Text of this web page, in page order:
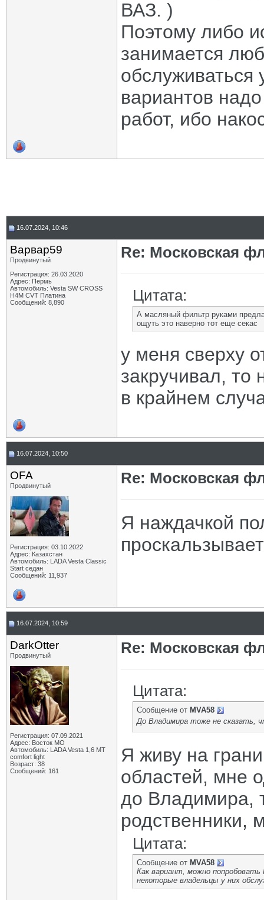
ВАЗ. )
Поэтому либо
занимается
вариантов
работ, ибо
16.07.2024, 10:46
Варвар59
Продвинутый
Регистрация: 26.03.2020
Адрес: Пермь
Автомобиль: Vesta SW CROSS
H4M CVT Платина
Сообщений: 8,890
Re: Московская
Цитата:
А масляный фильтр руками
ощуть это наверно тот еще секас
у меня сверху
закручивал, то
в крайнем
16.07.2024, 10:50
OFA
Продвинутый
Регистрация: 03.10.2022
Адрес: Казахстан
Автомобиль: LADA Vesta Classic
Start седан
Сообщений: 11,937
Re: Московская
Я наждачкой
проскальзывает
16.07.2024, 10:59
DarkOtter
Продвинутый
Регистрация: 07.09.2021
Адрес: Восток МО
Автомобиль: LADA Vesta 1,6 МТ
comfort light
Возраст: 38
Сообщений: 161
Re: Московская
Цитата:
Сообщение от MVA58
До Владимира тоже не сказать,
Я живу на
областей, мне
до Владимира,
родственники,
Цитата:
Сообщение от MVA58
Как вариант, можно
некоторые владельцы у них